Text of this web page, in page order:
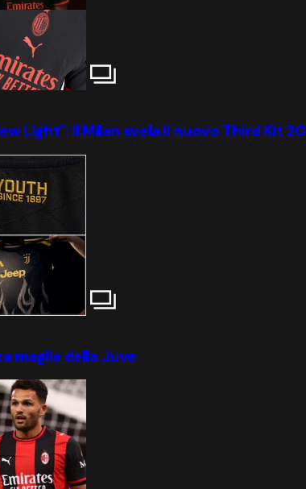
Light": il Milan svela il nuovo Third Kit
maglia della Juve